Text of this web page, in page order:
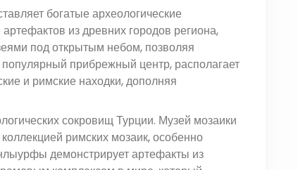
богатые археологические
из древних городов региона,
под открытым небом, позволяя
популярный прибрежный центр, располагает
и римские находки, дополняя
сокровищ Турции. Музей мозаики
римских мозаик, особенно
демонстрирует артефакты из